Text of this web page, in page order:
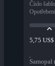
Číslo
Opotřebení
5,75 US$
Samopal